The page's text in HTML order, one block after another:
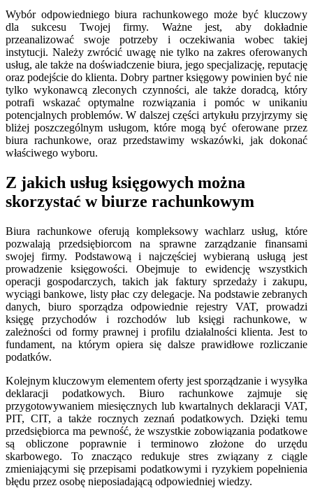
Wybór odpowiedniego biura rachunkowego może być kluczowy
dla sukcesu Twojej firmy. Ważne jest, aby dokładnie
przeanalizować swoje potrzeby i oczekiwania wobec takiej
instytucji. Należy zwrócić uwagę nie tylko na zakres oferowanych
usług, ale także na doświadczenie biura, jego specjalizację, reputację
oraz podejście do klienta. Dobry partner księgowy powinien być nie
tylko wykonawcą zleconych czynności, ale także doradcą, który
potrafi wskazać optymalne rozwiązania i pomóc w unikaniu
potencjalnych problemów. W dalszej części artykułu przyjrzymy się
bliżej poszczególnym usługom, które mogą być oferowane przez
biura rachunkowe, oraz przedstawimy wskazówki, jak dokonać
właściwego wyboru.
Z jakich usług księgowych można
skorzystać w biurze rachunkowym
Biura rachunkowe oferują kompleksowy wachlarz usług, które
pozwalają przedsiębiorcom na sprawne zarządzanie finansami
swojej firmy. Podstawową i najczęściej wybieraną usługą jest
prowadzenie księgowości. Obejmuje to ewidencję wszystkich
operacji gospodarczych, takich jak faktury sprzedaży i zakupu,
wyciągi bankowe, listy płac czy delegacje. Na podstawie zebranych
danych, biuro sporządza odpowiednie rejestry VAT, prowadzi
księgę przychodów i rozchodów lub księgi rachunkowe, w
zależności od formy prawnej i profilu działalności klienta. Jest to
fundament, na którym opiera się dalsze prawidłowe rozliczanie
podatków.
Kolejnym kluczowym elementem oferty jest sporządzanie i wysyłka
deklaracji podatkowych. Biuro rachunkowe zajmuje się
przygotowywaniem miesięcznych lub kwartalnych deklaracji VAT,
PIT, CIT, a także rocznych zeznań podatkowych. Dzięki temu
przedsiębiorca ma pewność, że wszystkie zobowiązania podatkowe
są obliczone poprawnie i terminowo złożone do urzędu
skarbowego. To znacząco redukuje stres związany z ciągle
zmieniającymi się przepisami podatkowymi i ryzykiem popełnienia
błędu przez osobę nieposiadającą odpowiedniej wiedzy.